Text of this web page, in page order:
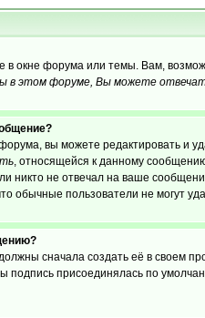
в окне форума или темы. Вам,
в этом форуме, Вы можете
вы можете редактировать и
, относящейся к данному
никто не отвечал на ваше
обычные пользователи не могут
сначала создать её в своем
подпись присоединялась по